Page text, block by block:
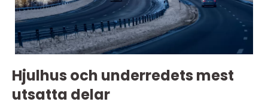
Hjulhus och underredets mest
utsatta delar